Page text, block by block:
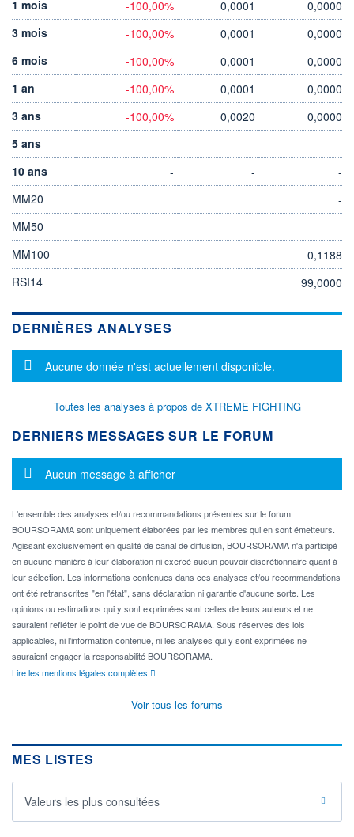
1 mois
-100,00% 0,0001
0,0000
3 mois
-100,00% 0,0001
0,0000
6 mois
-100,00% 0,0001
0,0000
1 an
-100,00% 0,0001
0,0000
3 ans
-100,00% 0,0020
0,0000
5 ans
- -
-
10 ans
- -
-
MM20
-
MM50
-
MM100
0,1188
RSI14
99,0000
DERNIÈRES ANALYSES
Message d'information
Aucune donnée n'est actuellement disponible.
Toutes les analyses à propos de XTREME FIGHTING
DERNIERS MESSAGES SUR LE FORUM
Message d'information
Aucun message à afficher
L'ensemble des analyses et/ou recommandations présentes sur le forum
BOURSORAMA sont uniquement élaborées par les membres qui en sont émetteurs.
Agissant exclusivement en qualité de canal de diffusion, BOURSORAMA n'a participé
en aucune manière à leur élaboration ni exercé aucun pouvoir discrétionnaire quant à
leur sélection. Les informations contenues dans ces analyses et/ou recommandations
ont été retranscrites "en l'état", sans déclaration ni garantie d'aucune sorte. Les
opinions ou estimations qui y sont exprimées sont celles de leurs auteurs et ne
sauraient refléter le point de vue de BOURSORAMA. Sous réserves des lois
applicables, ni l'information contenue, ni les analyses qui y sont exprimées ne
sauraient engager la responsabilité BOURSORAMA.
Lire les mentions légales complètes
Voir tous les forums
MES LISTES
Valeurs les plus consultées